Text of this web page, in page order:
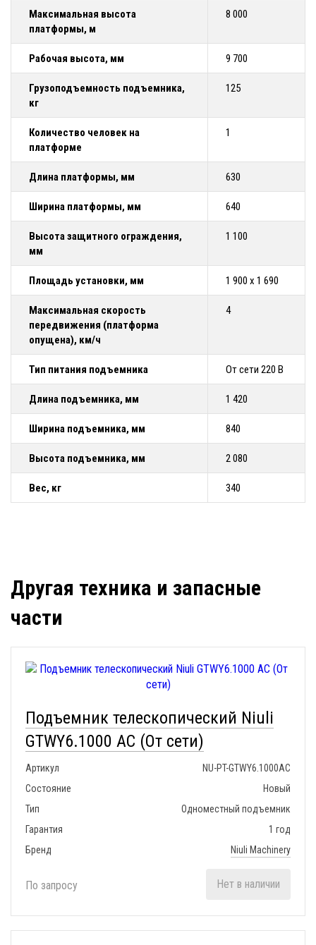
Максимальная высота
платформы, м
8 000
Рабочая высота, мм 9 700
Грузоподъемность подъемника,
кг
125
Количество человек на
платформе
1
Длина платформы, мм 630
Ширина платформы, мм 640
Высота защитного ограждения,
мм
1 100
Площадь установки, мм 1 900 х 1 690
Максимальная скорость
передвижения (платформа
опущена), км/ч
4
Тип питания подъемника От сети 220 В
Длина подъемника, мм 1 420
Ширина подъемника, мм 840
Высота подъемника, мм 2 080
Вес, кг 340
Другая техника и запасные
части
Подъемник телескопический Niuli
GTWY6.1000 AC (От сети)
Артикул
NU-PT-GTWY6.1000AC
Состояние
Новый
Тип
Одноместный подъемник
Гарантия
1 год
Бренд
Niuli Machinery
По запросу Нет в наличии